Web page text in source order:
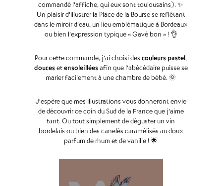
commandé l’affiche, qui eux sont toulousains). ✨
Un plaisir d’illustrer la Place de la Bourse se reflétant
dans le miroir d’eau, un lieu emblématique à Bordeaux
ou bien l’expression typique « Gavé bon » ! 👌
Pour cette commande, j’ai choisi descouleurs pastel,
doucesetensoleilléesafin que l’abécédaire puisse se
marier facilement à une chambre de bébé. 🌞
J’espère que mes illustrations vous donneront envie
de découvrir ce coin du Sud de la France que j’aime
tant. Ou tout simplement de déguster un vin
bordelais ou bien des canelés caramélisés au doux
parfum de rhum et de vanille ! 🌟